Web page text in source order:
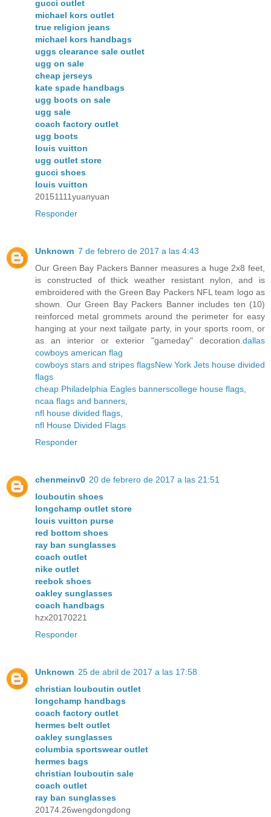
gucci outlet
michael kors outlet
true religion jeans
michael kors handbags
uggs clearance sale outlet
ugg on sale
cheap jerseys
kate spade handbags
ugg boots on sale
ugg sale
coach factory outlet
ugg boots
louis vuitton
ugg outlet store
gucci shoes
louis vuitton
20151111yuanyuan
Responder
Unknown 7 de febrero de 2017 a las 4:43
Our Green Bay Packers Banner measures a huge 2x8 feet,
is constructed of thick weather resistant nylon, and is
embroidered with the Green Bay Packers NFL team logo as
shown. Our Green Bay Packers Banner includes ten (10)
reinforced metal grommets around the perimeter for easy
hanging at your next tailgate party, in your sports room, or
as an interior or exterior "gameday" decoration. dallas
cowboys american flag
cowboys stars and stripes flagsNew York Jets house divided
flags
cheap Philadelphia Eagles bannerscollege house flags
ncaa flags and banners
nfl house divided flags
nfl House Divided Flags
Responder
chenmeinv0 20 de febrero de 2017 a las 21:51
louboutin shoes
longchamp outlet store
louis vuitton purse
red bottom shoes
ray ban sunglasses
coach outlet
nike outlet
reebok shoes
oakley sunglasses
coach handbags
hzx20170221
Responder
Unknown 25 de abril de 2017 a las 17:58
christian louboutin outlet
longchamp handbags
coach factory outlet
hermes belt outlet
oakley sunglasses
columbia sportswear outlet
hermes bags
christian louboutin sale
coach outlet
ray ban sunglasses
20174.26wengdongdong